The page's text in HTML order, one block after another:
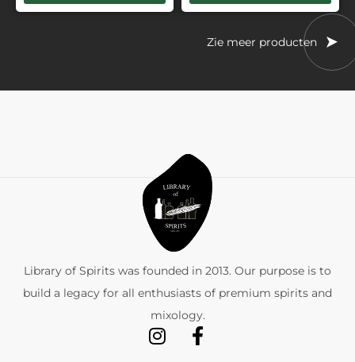
Zie meer producten
Library of Spirits was founded in 2013. Our purpose is to
build a legacy for all enthusiasts of premium spirits and
mixology.